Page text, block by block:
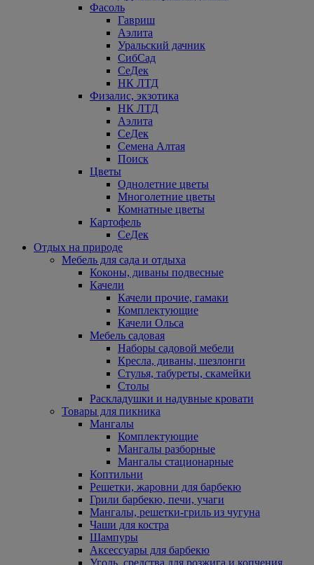
Фасоль
Гавриш
Аэлита
Уральский дачник
СибСад
СеДек
НК ЛТД
Физалис, экзотика
НК ЛТД
Аэлита
СеДек
Семена Алтая
Поиск
Цветы
Однолетние цветы
Многолетние цветы
Комнатные цветы
Картофель
СеДек
Отдых на природе
Мебель для сада и отдыха
Коконы, диваны подвесные
Качели
Качели прочие, гамаки
Комплектующие
Качели Ольса
Мебель садовая
Наборы садовой мебели
Кресла, диваны, шезлонги
Стулья, табуреты, скамейки
Столы
Раскладушки и надувные кровати
Товары для пикника
Мангалы
Комплектующие
Мангалы разборные
Мангалы стационарные
Коптильни
Решетки, жаровни для барбекю
Грили барбекю, печи, учаги
Мангалы, решетки-гриль из чугуна
Чаши для костра
Шампуры
Аксессуары для барбекю
Уголь, средства для розжига и копчения